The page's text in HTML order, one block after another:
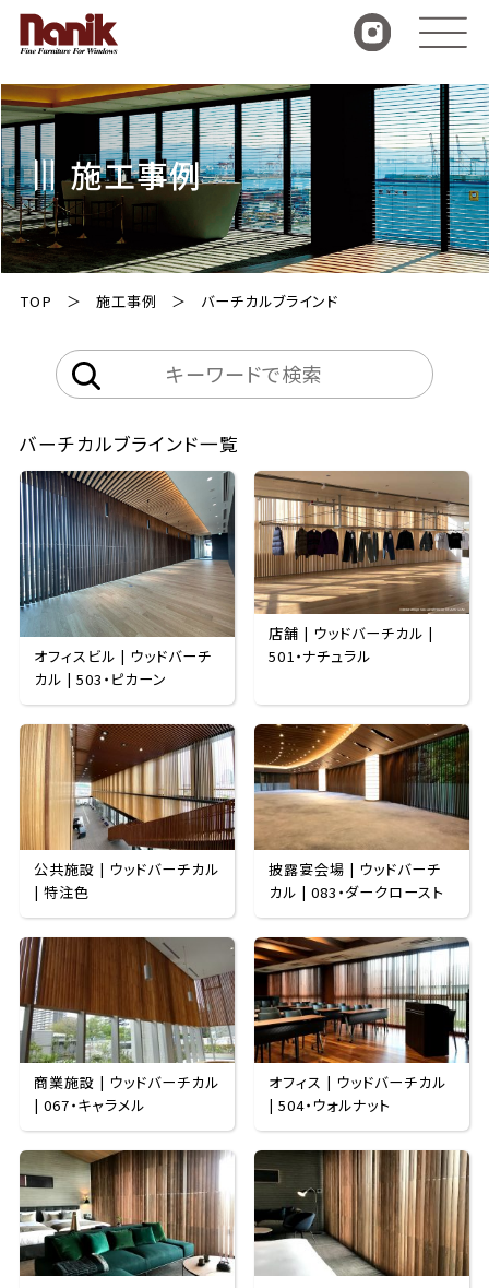
施工事例
TOP 施工事例 バーチカルブラインド
バーチカルブラインド一覧
オフィスビル | ウッドバーチ
カル | 503・ピカーン
店舗 | ウッドバーチカル |
501・ナチュラル
公共施設 | ウッドバーチカル
| 特注色
披露宴会場 | ウッドバーチ
カル | 083・ダークロースト
商業施設 | ウッドバーチカル
| 067・キャラメル
オフィス | ウッドバーチカル
| 504・ウォルナット